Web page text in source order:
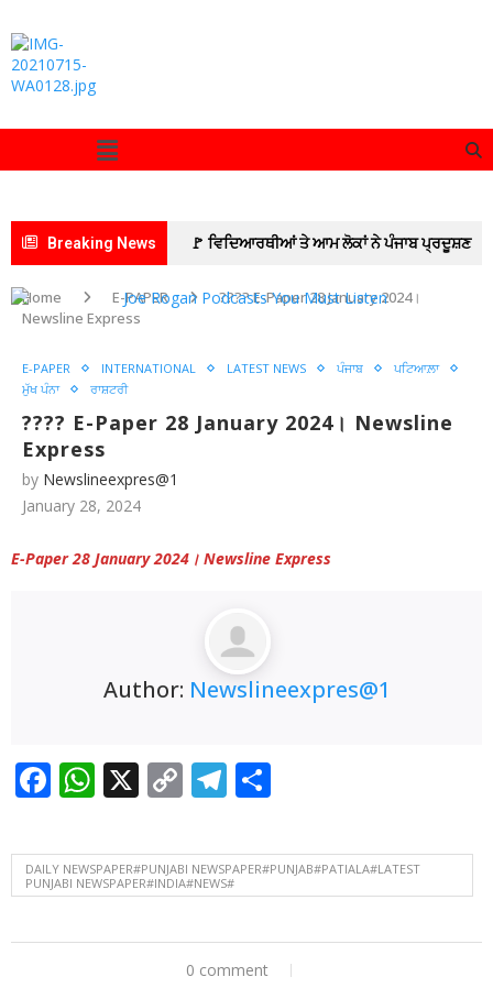
Breaking News 🚩 ਵਿਦਿਆਰਥੀਆਂ ਤੇ ਆਮ ਲੋਕਾਂ ਨੇ ਪੰਜਾਬ ਪ੍ਰਦੂਸ਼ਣ
ਰੋਕਥਾਮ ਬੋਰਡ ਅਤੇ ਨਗਰ ਨਿਗਮ ਨਾਲ ਮਿਲ ਕੇ ਪਟਿਆਲਾ
ਮੰਤਰੀ ਭਗਵੰਤ ਸਿੰਘ ਮਾਨ ਅਤੇ ਟਰਾਂਸਪੋਰਟ ਮੰਤਰੀ ਹਰਪਾਲ
ਸਿੰਘ ਚੀਮਾ ਦੀ ਅਗਵਾਈ ਹੇਠ ਹਾਈ-ਟੈਕ ਹੋਵੇਗਾ
🚩 ADC ਅਨੁਪ੍ਰਿਤਾ ਜੋਹਲ ਨੇ ਆਜ਼ਾਦੀ ਘੁਲਾਟੀਆਂ
ਦਿਨਾ ਕਲਮ ਛੋੜ ਹੜਤਾਲ ਅੱਜ ਤੋਂ
Home E-PAPER
???? E-Paper 28 January 2024।
Newsline Express
E-PAPER INTERNATIONAL LATEST NEWS ਪੰਜਾਬ
ਪਟਿਆਲ਼ਾ
ਮੁੱਖ ਪੰਨਾ
ਰਾਸ਼ਟਰੀ
???? E-Paper 28 January 2024। Newsline
Express
by Newslineexpres@1
January 28, 2024
E-Paper 28 January 2024। Newsline Express
Author: Newslineexpres@1
Facebook
WhatsApp
X CopyTelegram
DAILY NEWSPAPER#PUNJABI NEWSPAPER#PUNJAB#PATIALA#LATEST
PUNJABI NEWSPAPER#INDIA#NEWS#
0 comment